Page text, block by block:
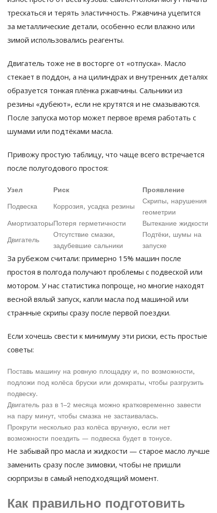
трескаться и терять эластичность. Ржавчина уцепится
за металлические детали, особенно если влажно или
зимой использовались реагенты.
Двигатель тоже не в восторге от «отпуска». Масло
стекает в поддон, а на цилиндрах и внутренних деталях
образуется тонкая плёнка ржавчины. Сальники из
резины «дубеют», если не крутятся и не смазываются.
После запуска мотор может первое время работать с
шумами или подтёками масла.
Привожу простую таблицу, что чаще всего встречается
после полугодового простоя:
Узел Риск Проявление
Подвеска Коррозия, усадка резины
Скрипы, нарушения
геометрии
АмортизаторыПотеря герметичности Вытекание жидкости
Двигатель
Отсутствие смазки,
задубевшие сальники
Подтёки, шумы на
запуске
За рубежом считали: примерно 15% машин после
простоя в полгода получают проблемы с подвеской или
мотором. У нас статистика попроще, но многие находят
весной вялый запуск, капли масла под машиной или
странные скрипы сразу после первой поездки.
Если хочешь свести к минимуму эти риски, есть простые
советы:
Поставь машину на ровную площадку и, по возможности,
подложи под колёса бруски или домкраты, чтобы разгрузить
подвеску.
Двигатель раз в 1–2 месяца можно кратковременно завести
на пару минут, чтобы смазка не застаивалась.
Прокрути несколько раз колёса вручную, если нет
возможности поездить — подвеска будет в тонусе.
Не забывай про масла и жидкости — старое масло лучше
заменить сразу после зимовки, чтобы не пришли
сюрпризы в самый неподходящий момент.
Как правильно подготовить